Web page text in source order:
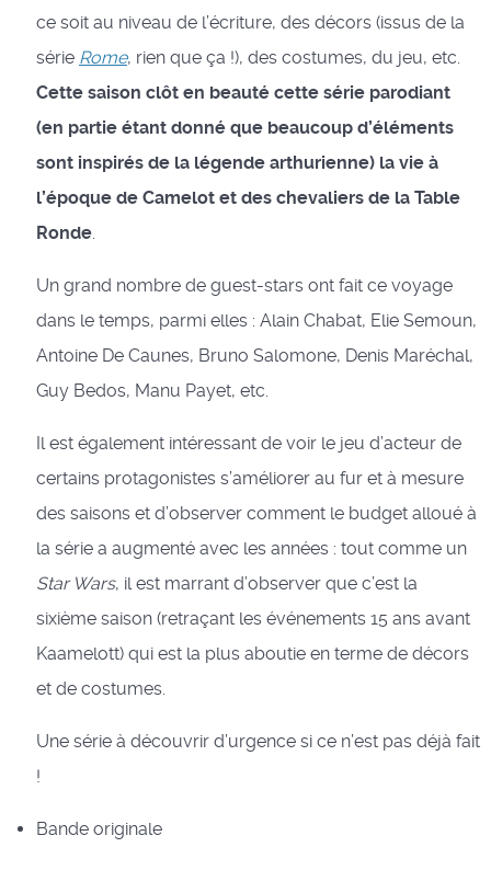
ce soit au niveau de l’écriture, des décors (issus de la
série Rome, rien que ça !), des costumes, du jeu, etc.
Cette saison clôt en beauté cette série parodiant
(en partie étant donné que beaucoup d’éléments
sont inspirés de la légende arthurienne) la vie à
l’époque de Camelot et des chevaliers de la Table
Ronde.
Un grand nombre de guest-stars ont fait ce voyage
dans le temps, parmi elles : Alain Chabat, Elie Semoun,
Antoine De Caunes, Bruno Salomone, Denis Maréchal,
Guy Bedos, Manu Payet, etc.
Il est également intéressant de voir le jeu d’acteur de
certains protagonistes s’améliorer au fur et à mesure
des saisons et d’observer comment le budget alloué à
la série a augmenté avec les années : tout comme un
Star Wars, il est marrant d’observer que c’est la
sixième saison (retraçant les événements 15 ans avant
Kaamelott) qui est la plus aboutie en terme de décors
et de costumes.
Une série à découvrir d’urgence si ce n’est pas déjà fait
!
Bande originale